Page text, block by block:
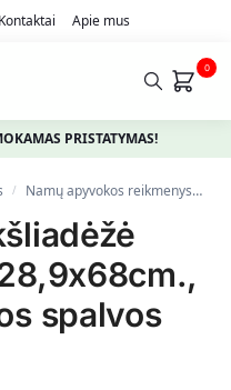
Kontaktai Apie mus
0
PRISTATYMAS!
/ Namų apyvokos reikmenys
spalvos